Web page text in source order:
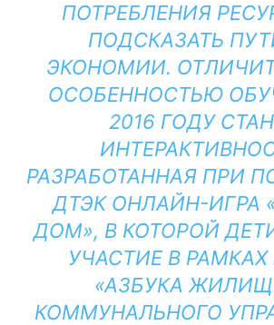
ПОТРЕБЛЕНИЯ
ПОДСКАЗАТЬ
ЭКОНОМИИ.
ОСОБЕННОСТЬЮ
2016 ГОДУ
РАЗРАБОТАННАЯ ПРИ
ДТЭК ОНЛАЙН-ИГРА
ДОМ», В КОТОРОЙ
УЧАСТИЕ В РАМКАХ
«АЗБУКА
КОММУНАЛЬНОГО